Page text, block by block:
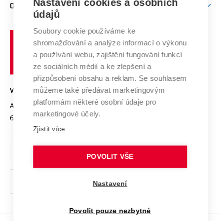
E-přihláška
Doktorské studium
Podpora podnikání
Systém zajišťování kvality výzkumu
Výzkumné infrastruktury
Transfer znalostí
Open Science
Projekty
Projekty ze strukturálních fondů
Specifický výzkum
Zahraniční spolupráce
Spolupráce se školami
Služby univerzity
Mezinárodní dohody
Univerzitní sítě
O UNIVERZITĚ
Profil univerzity
Udržitelná univerzita
Podnikavá univerzita / ContriBUTe
Bezpečná univerzita
Vyznamenání
Organizační struktura
Ochrana osobních údajů
odkaz)
učení
technické
VYSOKÉ UČENÍ TECHNICKÉ V BRNĚ
Antonínská 548/1
602 00 Brno
www.vut.cz
vut@vutbr.cz
Nastavení cookies a osobních
údajů
Soubory cookie používáme ke
shromažďování a analýze informací o výkonu
a používání webu, zajištění fungování funkcí
ze sociálních médií a ke zlepšení a
přizpůsobení obsahu a reklam. Se souhlasem
můžeme také předávat marketingovým
platformám některé osobní údaje pro
marketingové účely.
Zjistit více
POVOLIT VŠE
Nastavení
Povolit pouze nezbytné